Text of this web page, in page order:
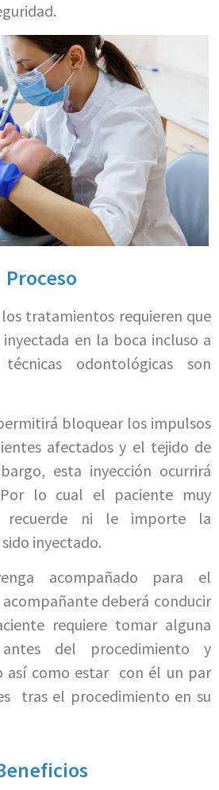
Proceso
tratamientos requieren que
en la boca incluso a
odontológicas son
bloquear los impulsos
afectados y el tejido de
esta inyección ocurrirá
lo cual el paciente muy
recuerde ni le importe la
inyectado.
acompañado para el
deberá conducir
requiere tomar alguna
del procedimiento y
así como estar con él un par
tras el procedimiento en su